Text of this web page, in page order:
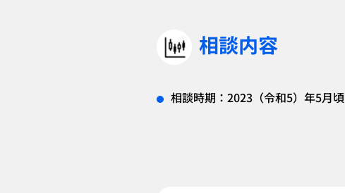
相談内容
相談時期：2023（令和5）年5月頃